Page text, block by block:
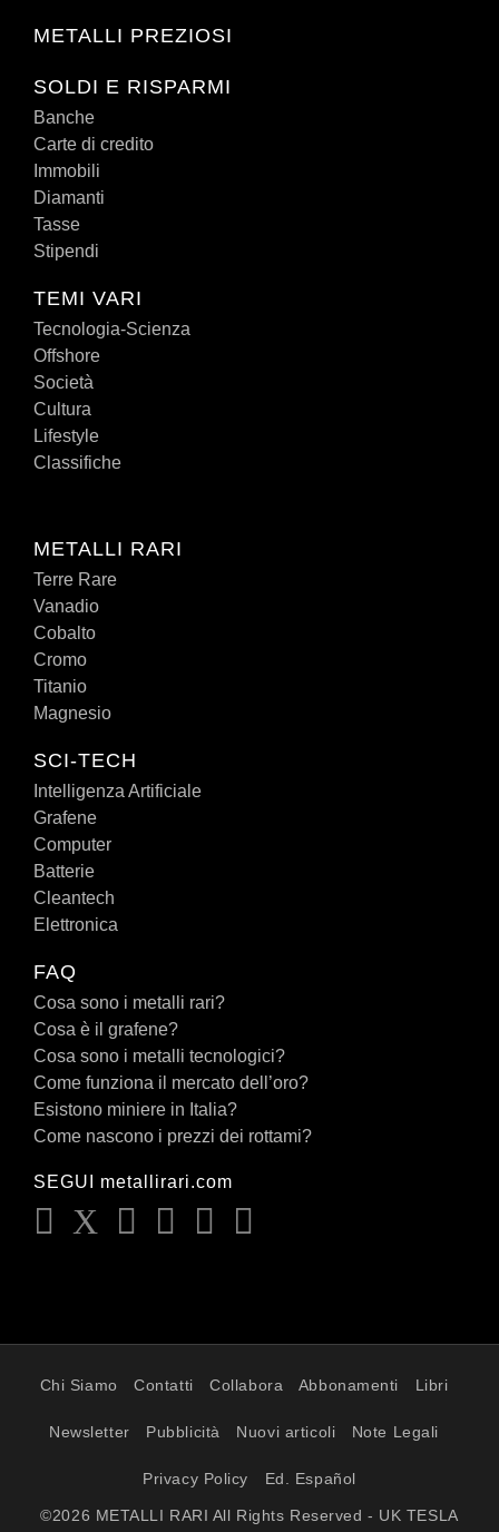
METALLI PREZIOSI
SOLDI E RISPARMI
Banche
Carte di credito
Immobili
Diamanti
Tasse
Stipendi
TEMI VARI
Tecnologia-Scienza
Offshore
Società
Cultura
Lifestyle
Classifiche
METALLI RARI
Terre Rare
Vanadio
Cobalto
Cromo
Titanio
Magnesio
SCI-TECH
Intelligenza Artificiale
Grafene
Computer
Batterie
Cleantech
Elettronica
FAQ
Cosa sono i metalli rari?
Cosa è il grafene?
Cosa sono i metalli tecnologici?
Come funziona il mercato dell’oro?
Esistono miniere in Italia?
Come nascono i prezzi dei rottami?
SEGUI metallirari.com
Chi Siamo Contatti Collabora Abbonamenti Libri
Newsletter Pubblicità Nuovi articoli Note Legali
Privacy Policy Ed. Español
©2026 METALLI RARI All Rights Reserved - UK TESLA